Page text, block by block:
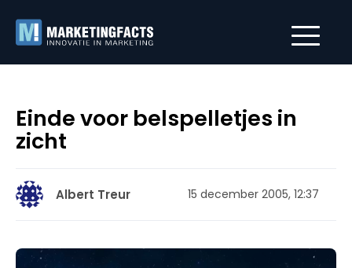
Einde voor belspelletjes in
zicht
Albert Treur 15 december 2005, 12:37